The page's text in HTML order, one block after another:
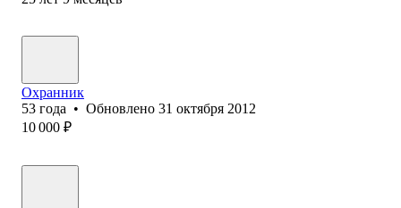
Охранник
53 года • Обновлено 31 октября 2012
10 000 ₽